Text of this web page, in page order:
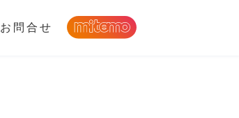
お問合せ